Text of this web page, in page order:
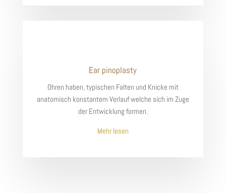
Ear pinoplasty
Ohren haben, typischen Falten und Knicke mit
anatomisch konstantem Verlauf welche sich im Zuge
der Entwicklung formen.
Mehr lesen